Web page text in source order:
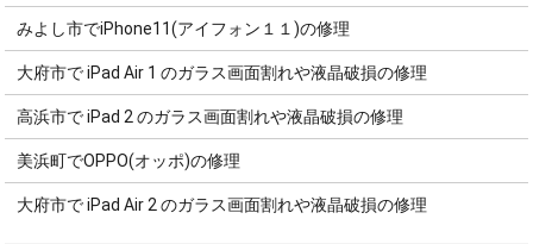
みよし市でiPhone11(アイフォン１１)の修理
大府市で iPad Air 1 のガラス画面割れや液晶破損の修理
高浜市で iPad 2 のガラス画面割れや液晶破損の修理
美浜町でOPPO(オッポ)の修理
大府市で iPad Air 2 のガラス画面割れや液晶破損の修理